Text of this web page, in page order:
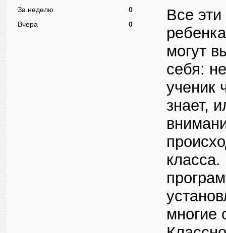
За неделю
0
Вчера
0
Все
могут
себя:
ученик
знает,
многие